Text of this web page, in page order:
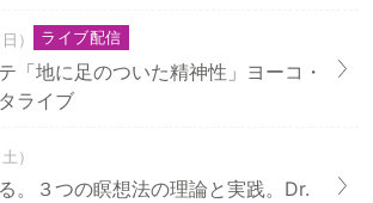
） ライブ配信
「地に足のついた精神性」ヨーコ・
ライブ
）
。３つの瞑想法の理論と実践。Dr.